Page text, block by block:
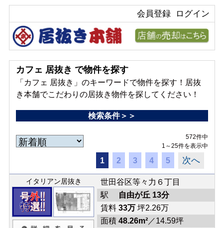
ログイン
会員登録
カフェ 居抜き で物件を探す
「カフェ 居抜き」のキーワードで物件を探す！居抜
き本舗でこだわりの居抜き物件を探してください！
検索条件＞＞
572件中
1～25件を表示中
1 2 3 4 5 次へ
イタリアン居抜き
世田谷区等々力６丁目
駅
自由が丘 13分
賃料 33万坪2.26万
面積 48.26m²／14.59坪